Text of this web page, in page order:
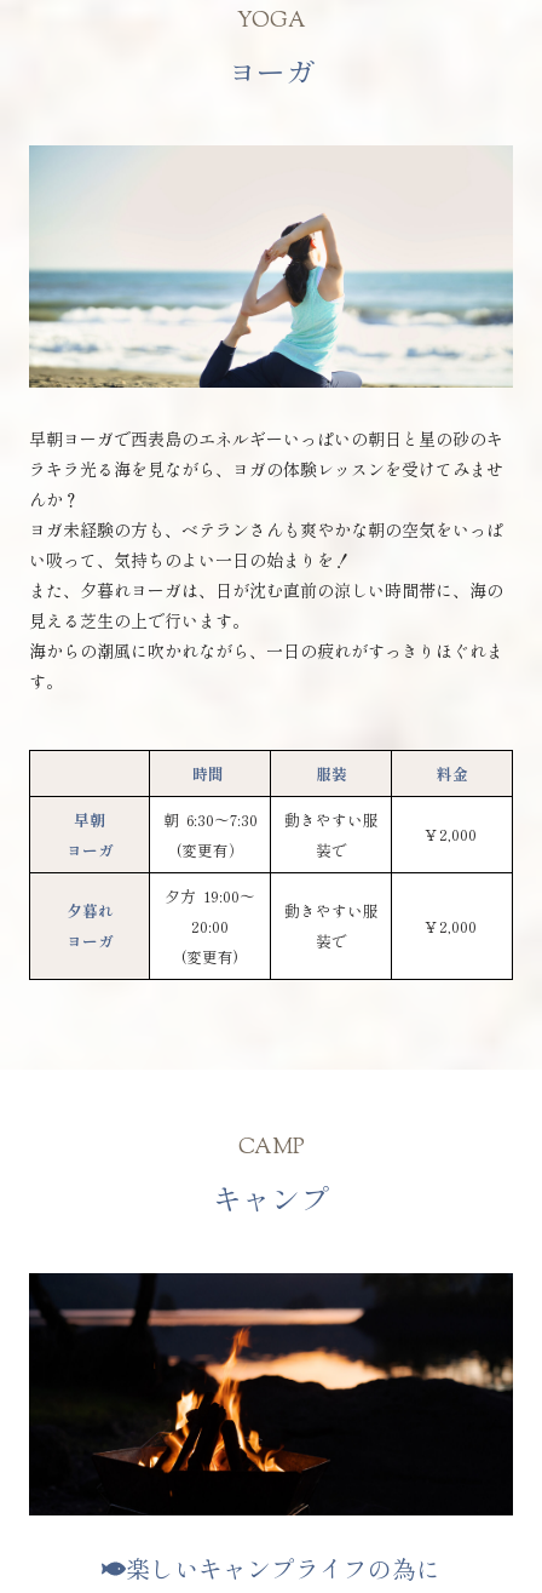
YOGA
ヨーガ
早朝ヨーガで西表島のエネルギーいっぱいの朝日と星の砂のキ
ラキラ光る海を見ながら、ヨガの体験レッスンを受けてみませ
んか？
ヨガ未経験の方も、ベテランさんも爽やかな朝の空気をいっぱ
い吸って、気持ちのよい一日の始まりを！
また、夕暮れヨーガは、日が沈む直前の涼しい時間帯に、海の
見える芝生の上で行います。
海からの潮風に吹かれながら、一日の疲れがすっきりほぐれま
す。
時間 服装
料金
早朝
ヨーガ
朝 6:30～7:30
(変更有）
動きやすい服
装で
￥2,000
夕暮れ
ヨーガ
夕方 19:00～
20:00
(変更有)
動きやすい服
装で
￥2,000
CAMP
キャンプ
楽しいキャンプライフの為に